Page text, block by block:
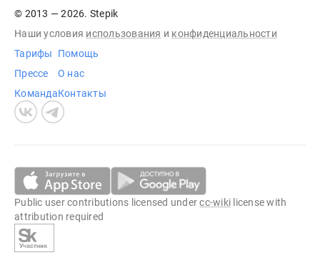
© 2013 — 2026. Stepik
Наши условия использования и конфиденциальности
Тарифы
Прессе
Команда
Помощь
О нас
Контакты
Public user contributions licensed undercc-wiki license with
attribution required